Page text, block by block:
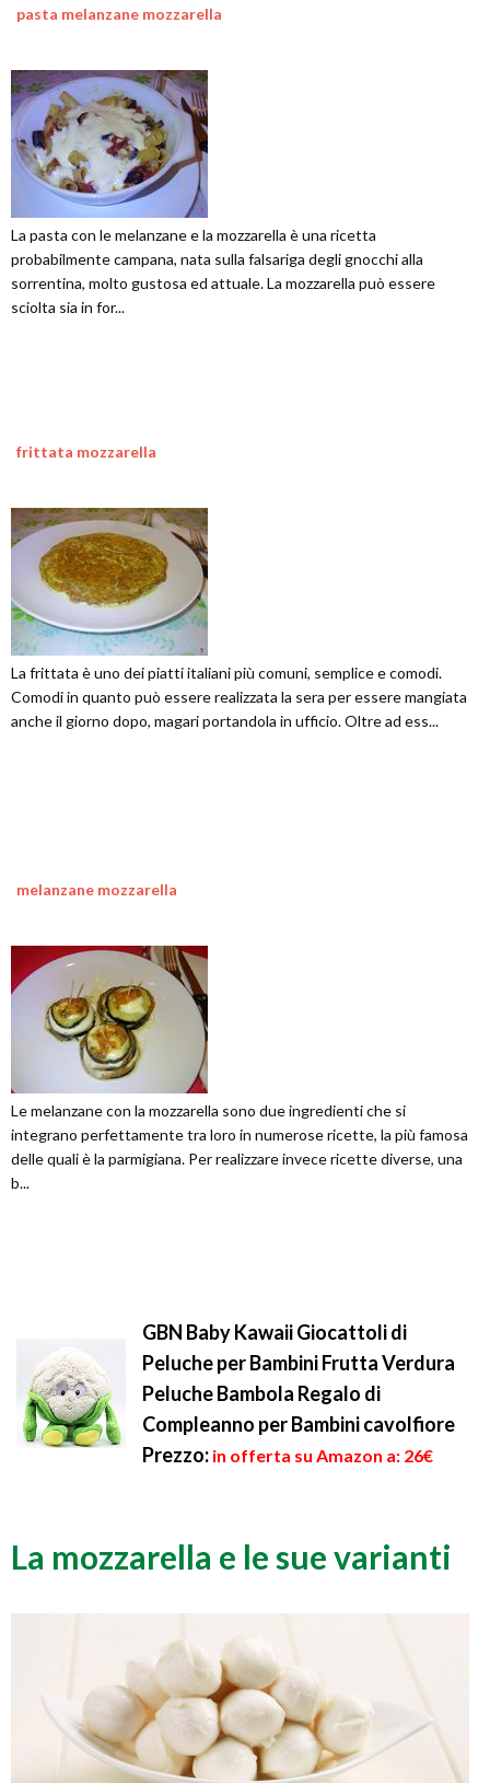
pasta melanzane mozzarella
La pasta con le melanzane e la mozzarella è una ricetta
probabilmente campana, nata sulla falsariga degli gnocchi alla
sorrentina, molto gustosa ed attuale. La mozzarella può essere
sciolta sia in for...
frittata mozzarella
La frittata è uno dei piatti italiani più comuni, semplice e comodi.
Comodi in quanto può essere realizzata la sera per essere mangiata
anche il giorno dopo, magari portandola in ufficio. Oltre ad ess...
melanzane mozzarella
Le melanzane con la mozzarella sono due ingredienti che si
integrano perfettamente tra loro in numerose ricette, la più famosa
delle quali è la parmigiana. Per realizzare invece ricette diverse, una
b...
GBN Baby Kawaii Giocattoli di
Peluche per Bambini Frutta Verdura
Peluche Bambola Regalo di
Compleanno per Bambini cavolfiore
Prezzo: in offerta su Amazon a: 26€
La mozzarella e le sue varianti